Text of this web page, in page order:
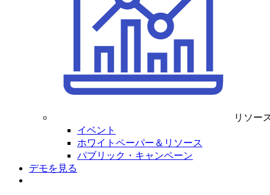
リソー
イベント
ホワイトペーパー＆リソース
パブリック・キャンペーン
デモを見る